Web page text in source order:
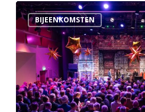
Nieuwjaarsbijeenkomst
2026BIJEENKOMSTEN